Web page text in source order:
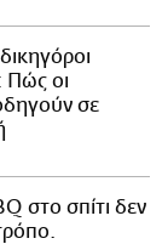
Πώς οι
σε
στο σπίτι δεν